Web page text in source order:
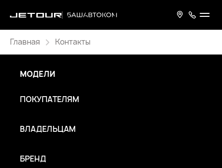
Главная Контакты
МОДЕЛИ
ПОКУПАТЕЛЯМ
ВЛАДЕЛЬЦАМ
БРЕНД